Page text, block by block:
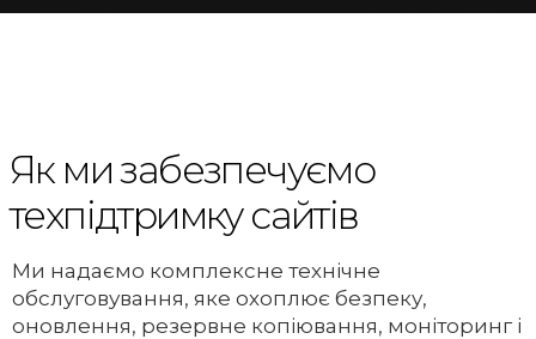
Як ми забезпечуємо
техпідтримку сайтів
Ми надаємо комплексне технічне
обслуговування, яке охоплює безпеку,
оновлення, резервне копіювання, моніторинг і